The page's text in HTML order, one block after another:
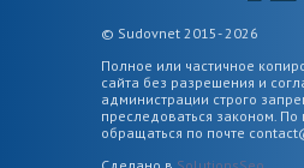
© Sudovnet 2015- 2026
Полное или частичное
сайта без разрешения и
администрации строго
преследоваться законом.
обращаться по почте